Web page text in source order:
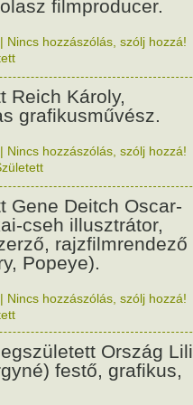
filmproducer.
| Nincs hozzászólás, szólj hozzá!
Reich Károly,
grafikusművész.
| Nincs hozzászólás, szólj hozzá!
Gene Deitch Oscar-
cseh illusztrátor,
rajzfilmrendező
Popeye).
| Nincs hozzászólás, szólj hozzá!
Ország Lili
festő, grafikus,